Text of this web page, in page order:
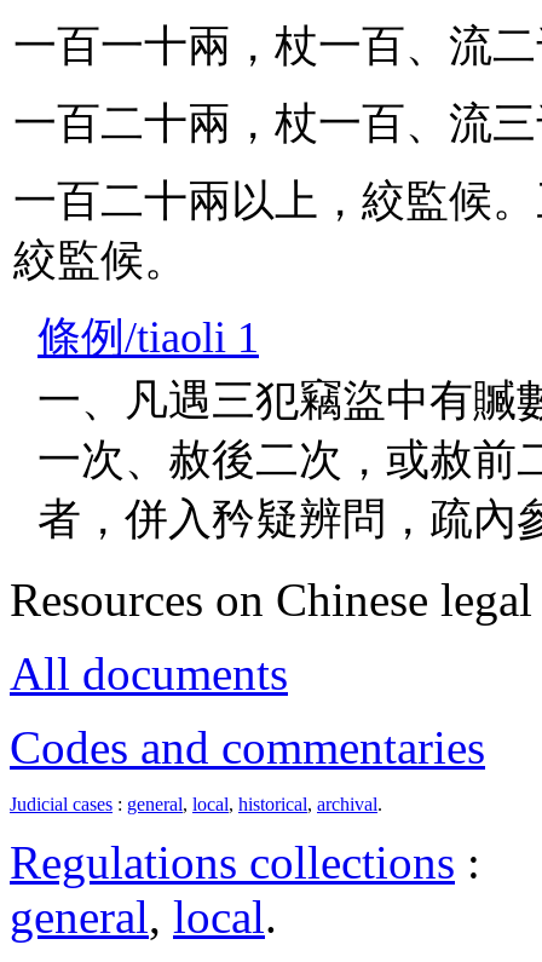
一百一十兩，杖一百、流
一百二十兩，杖一百、流
一百二十兩以上，絞監候
絞監候。
條例/tiaoli 1
一、凡遇三犯竊盜中有贓
一次、赦後二次，或赦前
者，併入矜疑辨問，疏內
Resources on Chinese
All documents
Codes and commentaries
Judicial cases : general, local, historical, archival.
Regulations collections :
general, local.